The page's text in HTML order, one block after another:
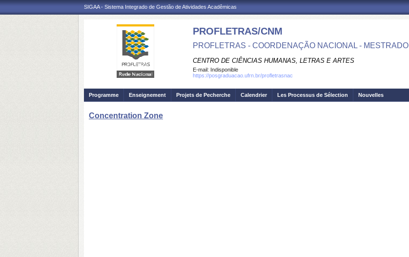
SIGAA - Sistema Integrado de Gestão de Atividades Acadêmicas
PROFLETRAS/CNM
PROFLETRAS - COORDENAÇÃO NACIONAL - MESTRADO
CENTRO DE CIÊNCIAS HUMANAS, LETRAS E ARTES
E-mail: Indisponible
https://posgraduacao.ufrn.br/profletrasnac
Programme Enseignement Projets de Pecherche Calendrier Les Processus de Sélection Nouvelles
Concentration Zone